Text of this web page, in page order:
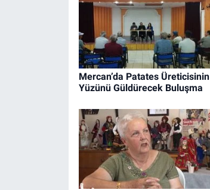
Mercan’da Patates Üreticisinin
Yüzünü Güldürecek Buluşma